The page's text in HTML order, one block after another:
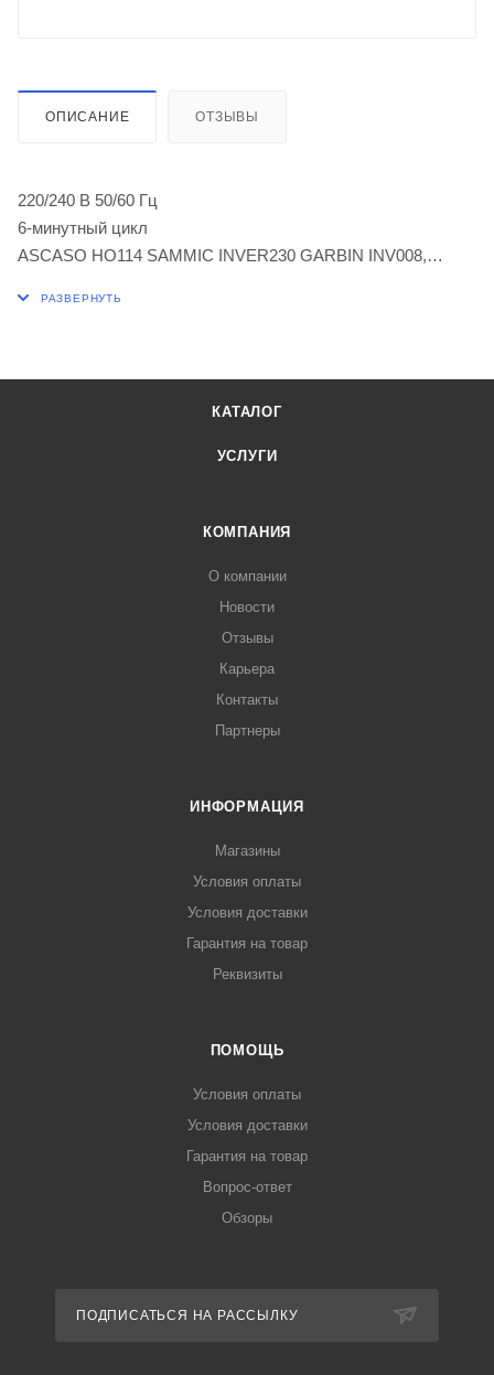
ОПИСАНИЕ ОТЗЫВЫ
220/240 В 50/60 Гц
6-минутный цикл
ASCASO HO114 SAMMIC INVER230 GARBIN INV008,
КАТАЛОГ
УСЛУГИ
КОМПАНИЯ
О компании
Новости
Отзывы
Карьера
Контакты
Партнеры
ИНФОРМАЦИЯ
Магазины
Условия оплаты
Условия доставки
Гарантия на товар
Реквизиты
ПОМОЩЬ
Условия оплаты
Условия доставки
Гарантия на товар
Вопрос-ответ
Обзоры
ПОДПИСАТЬСЯ НА РАССЫЛКУ